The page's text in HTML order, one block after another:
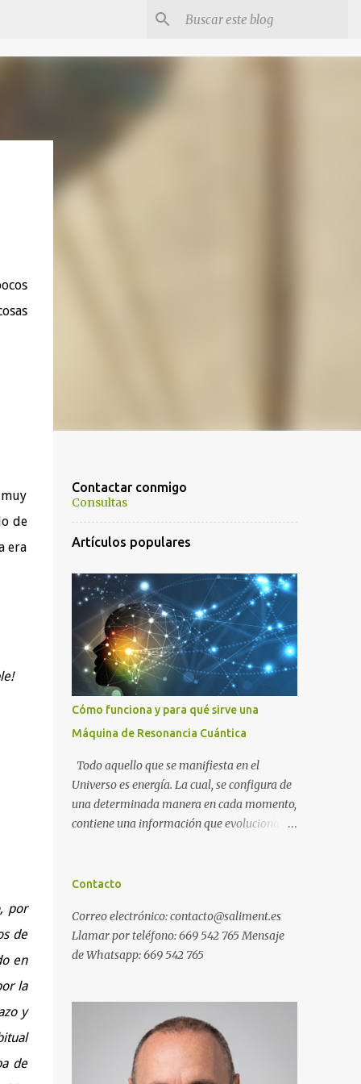
de
era
por
de
en
la
y
de
Contactar conmigo
Consultas
Artículos populares
Cómo funciona y para qué sirve una
Máquina de Resonancia Cuántica
Todo aquello que se manifiesta en el
Universo es energía. La cual, se configura de
una determinada manera en cada momento,
contiene una información que evoluciona
universal lo denominamos Campo Cuántico
conscientes, afectamos al CCI cuando, por
ejemplo, pensamos en alguien que hace
tiempo que no vemos y, de repente, ese
contra toda probabilidad, termina
materializándose. O cuando
experimentamos a diario una emoción muy
desagradable que termina somatizándose
Contacto
Correo electrónico: contacto@saliment.es
Llamar por teléfono: 669 542 765 Mensaje
de Whatsapp: 669 542 765